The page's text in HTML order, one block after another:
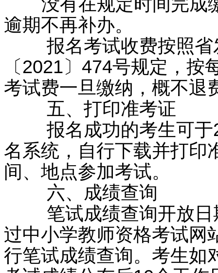
逾期不再补办。
报名考试收费按照省
〔2021〕474号规定，
考试费一旦缴纳，概不退
五、打印准考证
报名成功的考生可于
名系统，自行下载并打印
间、地点参加考试。
六、成绩查询
笔试成绩查询开放日
过中小学教师资格考试网
行笔试成绩查询。考生如